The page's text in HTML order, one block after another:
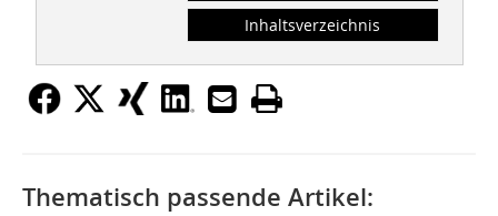
Inhaltsverzeichnis
Thematisch passende Artikel: